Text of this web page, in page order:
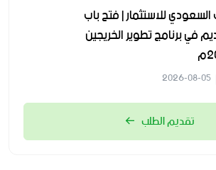
السعودي للاستثمار | فتح باب
في برنامج تطوير الخريجين
تقديم الطلب